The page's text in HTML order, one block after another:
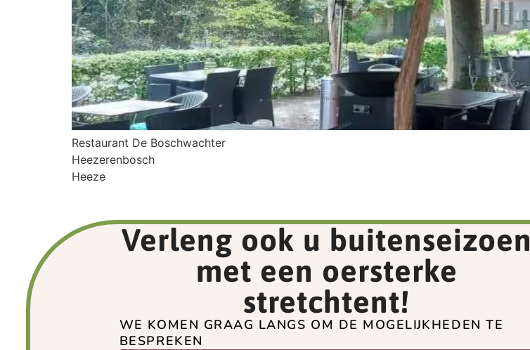
Restaurant De Boschwachter
Heezerenbosch
Heeze
Verleng ook u buitenseizoen
met een oersterke
stretchtent!
WE KOMEN GRAAG LANGS OM DE MOGELIJKHEDEN TE
BESPREKEN